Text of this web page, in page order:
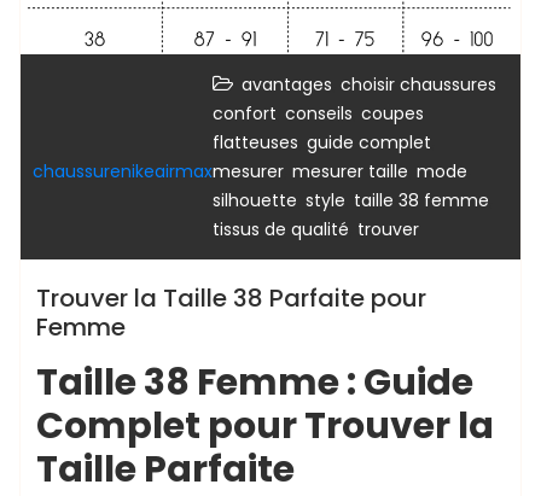
chaussurenikeairmax
avantages choisir chaussures
confort conseils coupes
flatteuses guide complet
mesurer mesurer taille mode
silhouette style taille 38 femme
tissus de qualité trouver
Trouver la Taille 38 Parfaite pour
Femme
Taille 38 Femme : Guide
Complet pour Trouver la
Taille Parfaite